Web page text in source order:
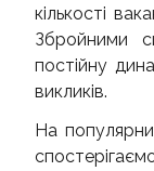
кількості
Збройними
постійну
викликів.
На